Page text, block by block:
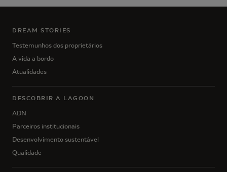
DREAM STORIES
Testemunhos dos proprietários
A vida a bordo
Atualidades
DESCOBRIR A LAGOON
ADN
Parceiros institucionais
Desenvolvimento sustentável
Qualidade